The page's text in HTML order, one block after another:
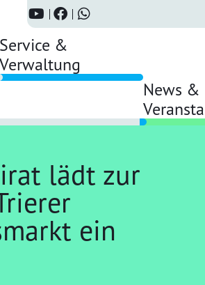
Service &
Verwaltung
News &
lädt zur
ein